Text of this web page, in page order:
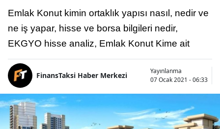
Emlak Konut kimin ortaklık yapısı nasıl, nedir ve
ne iş yapar, hisse ve borsa bilgileri nedir,
EKGYO hisse analiz, Emlak Konut Kime ait
FinansTaksi Haber Merkezi
Yayınlanma
07 Ocak 2021 - 06:33